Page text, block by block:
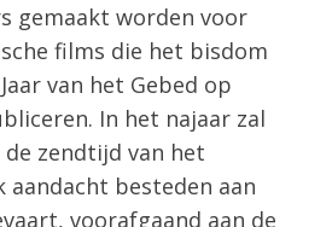
gemaakt worden voor
films die het bisdom
van het Gebed op
In het najaar zal
de zendtijd van het
aandacht besteden aan
voorafgaand aan de